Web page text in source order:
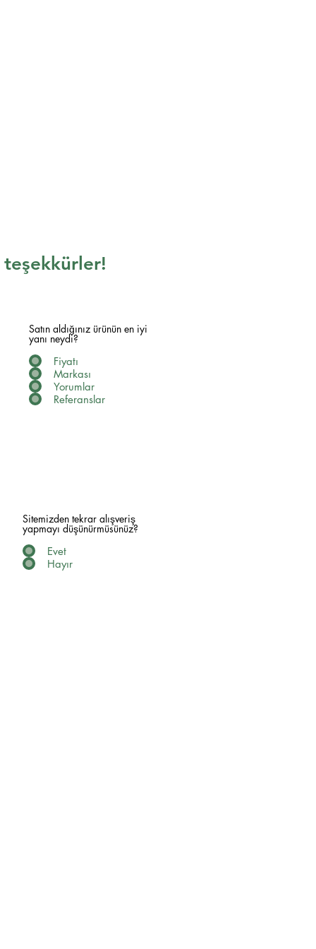
teşekkürler!
Satın aldığınız ürünün en iyi
yanı neydi?
Fiyatı
Markası
Yorumlar
Referanslar
Sitemizden tekrar alışveriş
yapmayı düşünürmüsünüz?
Evet
Hayır